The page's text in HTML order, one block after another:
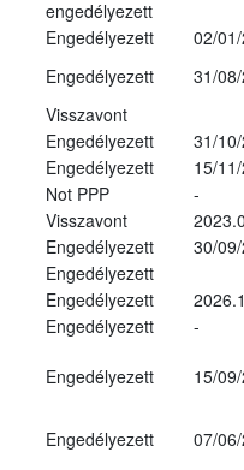
engedélyezett
Engedélyezett
02/
Engedélyezett
31/
Visszavont
Engedélyezett
31/
Engedélyezett
15/
Not PPP
-
Visszavont
Engedélyezett
30/
Engedélyezett
Engedélyezett
Engedélyezett
-
Engedélyezett 15/
Engedélyezett
07/